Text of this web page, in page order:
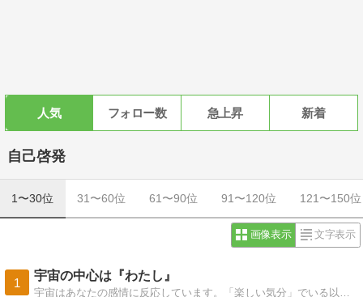
人気 フォロー数 急上昇 新着
自己啓発
1〜30位 31〜60位 61〜90位 91〜120位 121〜150位
画像表示 文字表示
1
宇宙の中心は『わたし』